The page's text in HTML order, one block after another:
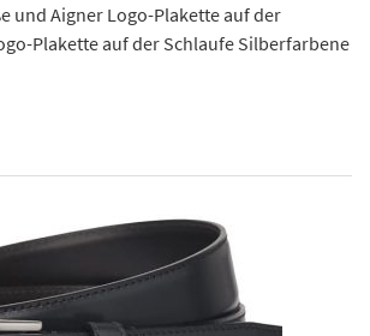
und Aigner Logo-Plakette auf der
Plakette auf der Schlaufe Silberfarbene